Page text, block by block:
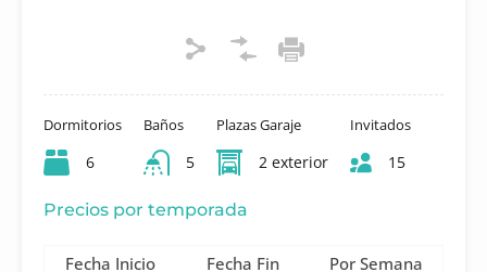
Dormitorios
6
Baños
5
Plazas Garaje
2 exterior
Invitados
15
Precios por temporada
Fecha Inicio Fecha Fin
Por Semana